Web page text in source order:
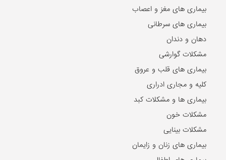
بیماری های مغز و اعصاب
بیماری های سرطانی
دهان و دندان
مشکلات گوارشی
بیماری های قلب و عروق
کلیه و مجاری ادراری
بیماری ها و مشکلات کبد
مشکلات خون
مشکلات بینایی
بیماری های زنان و زایمان